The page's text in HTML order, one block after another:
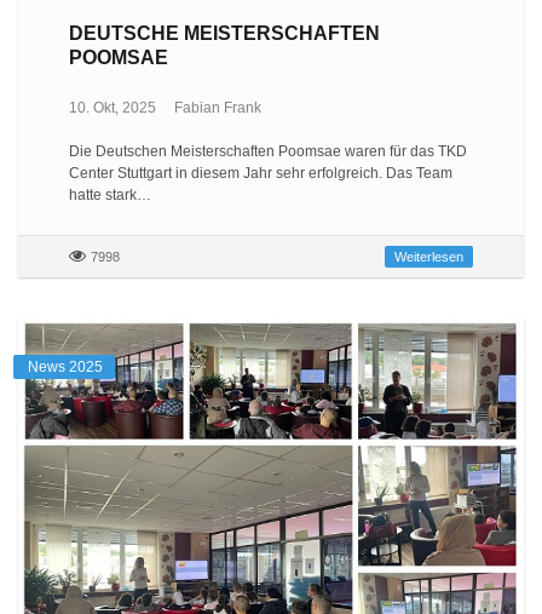
DEUTSCHE MEISTERSCHAFTEN
POOMSAE
10. Okt, 2025 Fabian Frank
Die Deutschen Meisterschaften Poomsae waren für das TKD
Center Stuttgart in diesem Jahr sehr erfolgreich. Das Team
hatte stark…
7998 Weiterlesen
News 2025